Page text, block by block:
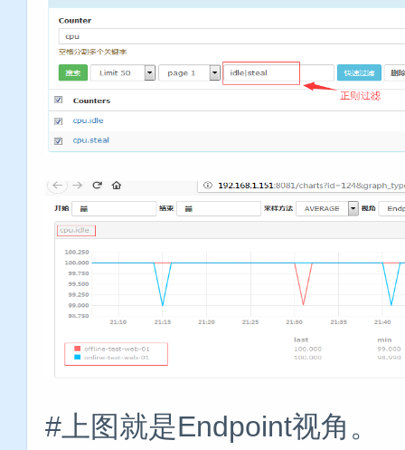
#上图就是Endpoint视角。